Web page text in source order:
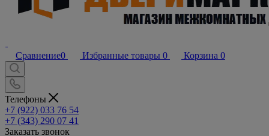
Сравнение0 Избранные товары 0 Корзина 0
Телефоны
+7 (922) 033 76 54
+7 (343) 290 07 41
Заказать звонок